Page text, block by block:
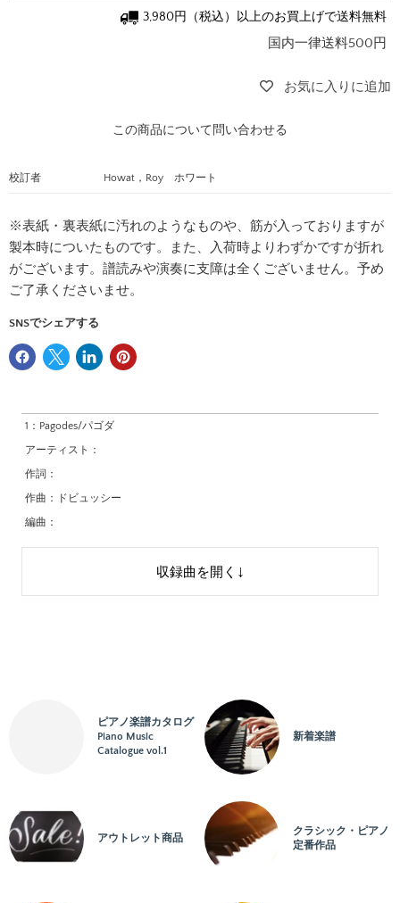
3,980円（税込）以上のお買上げで送料無料
国内一律送料500円
お気に入りに追加
この商品について問い合わせる
名前
Eメール
メッセージ
校訂者 Howat，Roy ホワート
※表紙・裏表紙に汚れのようなものや、筋が入っておりますが
製本時についたものです。また、入荷時よりわずかですが折れ
がございます。譜読みや演奏に支障は全くございません。予め
ご了承くださいませ。
SNSでシェアする
1： Pagodes/パゴダ
アーティスト：
作詞：
作曲： ドビュッシー
編曲：
校訂者：ホワト
編成：ソロ
ホワト
3：Jardins sous la pluie/雨の庭
アーティスト：
作詞：
収録曲を開く
ピアノ楽譜カタログ
Piano Music
Catalogue vol.1
新着楽譜
アウトレット商品
クラシック・ピアノ
定番作品